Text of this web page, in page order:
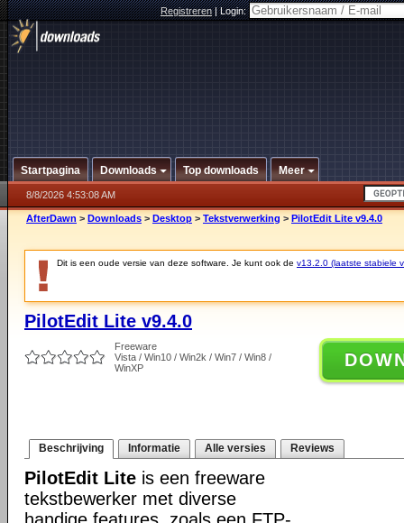
Registreren|Login:
Startpagina Downloads Top downloads Meer
8/8/2026 4:53:08 AM
AfterDawn > Downloads > Desktop > Tekstverwerking > PilotEdit Lite v9.4.0
Dit is een oude versie van deze software. Je kunt ook de v13.2.0 (laatste stabiele
PilotEdit Lite v9.4.0
Freeware
Vista / Win10 / Win2k / Win7 / Win8 /
WinXP
Beschrijving Informatie Alle versies Reviews
PilotEdit Lite is een freeware
tekstbewerker met diverse